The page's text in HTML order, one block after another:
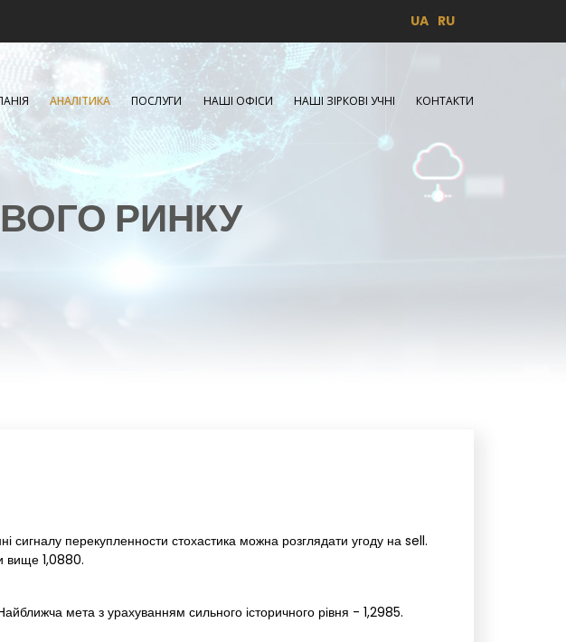
UA RU
АНАЛІТИКА ПОСЛУГИ НАШІ ОФІСИ НАШІ ЗІРКОВІ УЧНІ КОНТАКТИ
РИНКУ
сигналу перекупленности стохастика можна розглядати угоду на sell.
вище 1,0880.
мета з урахуванням сильного історичного рівня - 1,2985.